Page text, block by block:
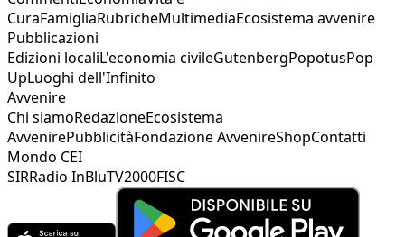
CuraFamigliaRubricheMultimediaEcosistema avvenire
Pubblicazioni
Edizioni localiL'economia civileGutenbergPopotusPop
UpLuoghi dell'Infinito
Avvenire
Chi siamoRedazioneEcosistema
AvvenirePubblicitàFondazione AvvenireShopContatti
Mondo CEI
SIRRadio InBluTV2000FISC